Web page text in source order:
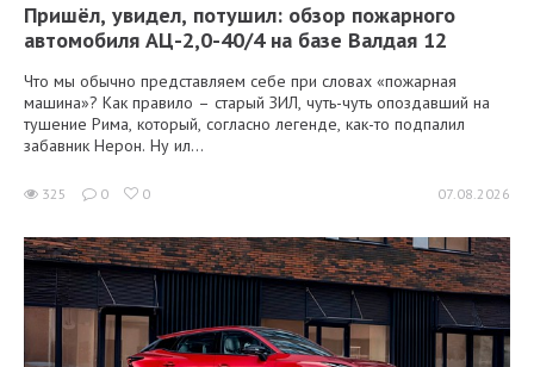
Пришёл, увидел, потушил: обзор пожарного
автомобиля АЦ-2,0-40/4 на базе Валдая 12
Что мы обычно представляем себе при словах «пожарная
машина»? Как правило – старый ЗИЛ, чуть-чуть опоздавший на
тушение Рима, который, согласно легенде, как-то подпалил
забавник Нерон. Ну ил...
325 0 0 07.08.2026